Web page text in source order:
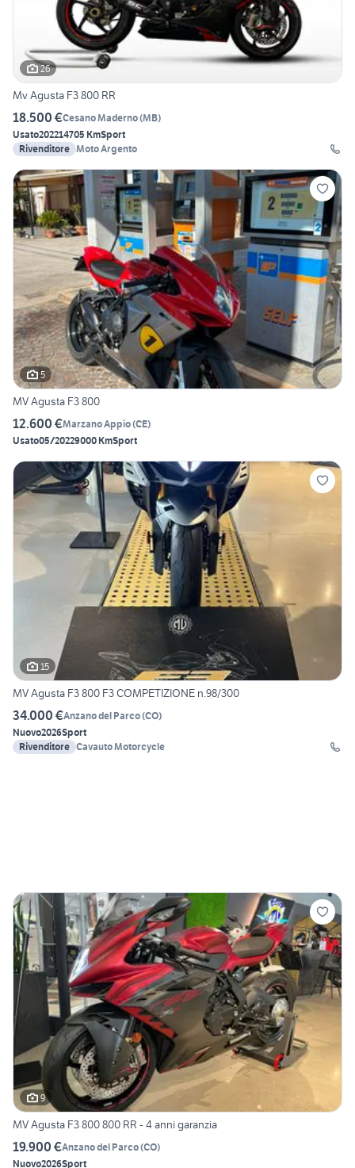
26
Mv Agusta F3 800 RR
18.500 €Cesano Maderno(MB)
Usato202214705 KmSport
Rivenditore Moto Argento
5
MV Agusta F3 800
12.600 €Marzano Appio(CE)
Usato05/20229000 KmSport
15
MV Agusta F3 800 F3 COMPETIZIONE n.98/300
34.000 €Anzano del Parco(CO)
Nuovo2026Sport
Rivenditore Cavauto Motorcycle
9
MV Agusta F3 800 800 RR - 4 anni garanzia
19.900 €Anzano del Parco(CO)
Nuovo2026Sport